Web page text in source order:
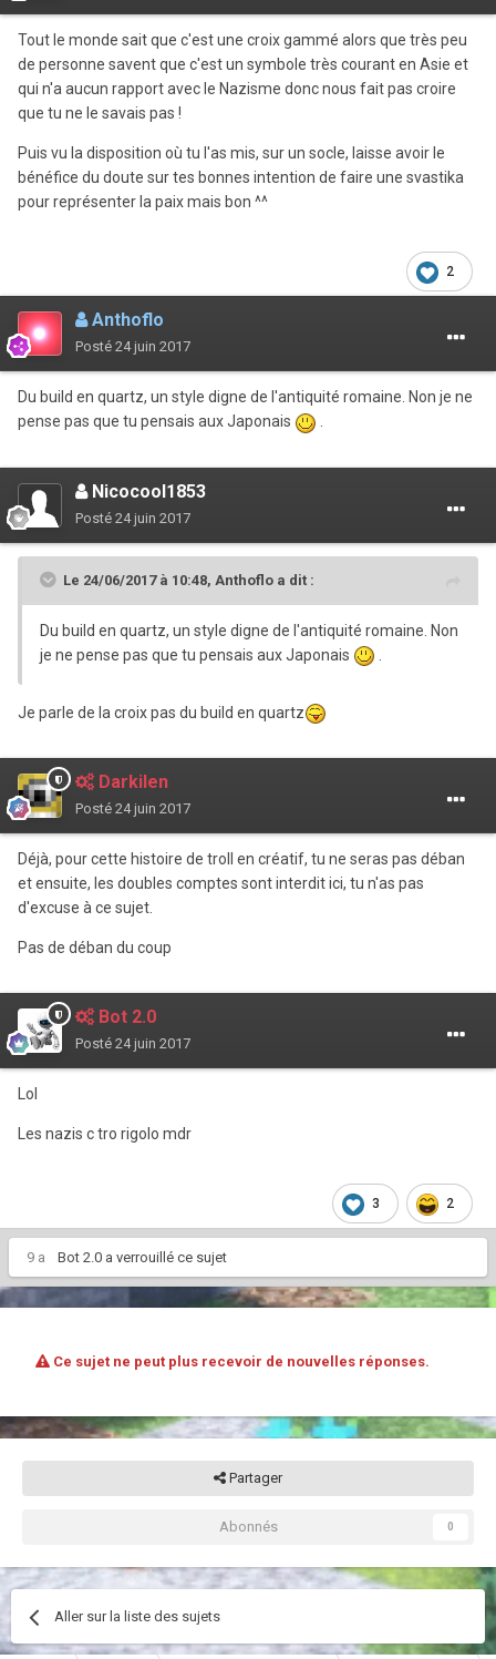
Tout le monde sait que c'est une croix gammé alors que très peu
de personne savent que c'est un symbole très courant en Asie et
qui n'a aucun rapport avec le Nazisme donc nous fait pas croire
que tu ne le savais pas !
Puis vu la disposition où tu l'as mis, sur un socle, laisse avoir le
bénéfice du doute sur tes bonnes intention de faire une svastika
pour représenter la paix mais bon ^^
2
Anthoflo
Posté 24 juin 2017
Du build en quartz, un style digne de l'antiquité romaine. Non je ne
pense pas que tu pensais aux Japonais
.
Nicocool1853
Posté 24 juin 2017
Le 24/06/2017 à 10:48, Anthoflo a dit :
Du build en quartz, un style digne de l'antiquité romaine. Non
je ne pense pas que tu pensais aux Japonais
Je parle de la croix pas du build en quartz
Darkilen
Posté 24 juin 2017
Déjà, pour cette histoire de troll en créatif, tu ne seras pas déban
et ensuite, les doubles comptes sont interdit ici, tu n'as pas
d'excuse à ce sujet.
Pas de déban du coup
Bot 2.0
Posté 24 juin 2017
Lol
Les nazis c tro rigolo mdr
3 2
9 a Bot 2.0 a verrouillé ce sujet
Ce sujet ne peut plus recevoir de nouvelles réponses.
Partager
Abonnés 0
Aller sur la liste des sujets